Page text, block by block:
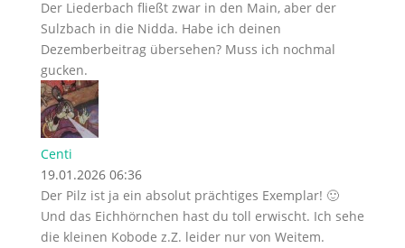
Der Liederbach fließt zwar in den Main, aber der
Sulzbach in die Nidda. Habe ich deinen
Dezemberbeitrag übersehen? Muss ich nochmal
gucken.
Centi
19.01.2026 06:36
Der Pilz ist ja ein absolut prächtiges Exemplar! 🙂
Und das Eichhörnchen hast du toll erwischt. Ich sehe
die kleinen Kobode z.Z. leider nur von Weitem.